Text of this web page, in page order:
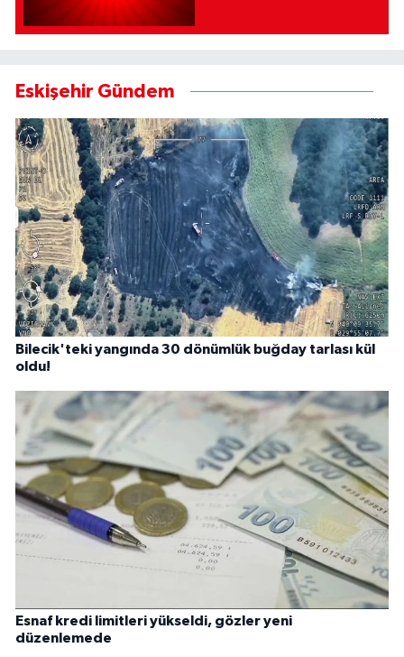
Eskişehir Gündem
Bilecik'teki yangında 30 dönümlük buğday tarlası kül
oldu!
Esnaf kredi limitleri yükseldi, gözler yeni
düzenlemede